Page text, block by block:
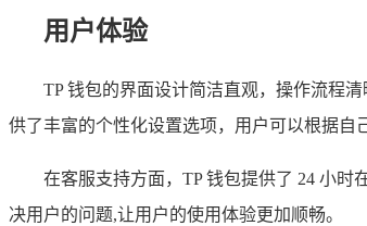
用户体验
TP 钱包的界面设计简洁直观，操作流程
供了丰富的个性化设置选项，用户可以根据自
在客服支持方面，TP 钱包提供了 24 小
决用户的问题,让用户的使用体验更加顺畅。